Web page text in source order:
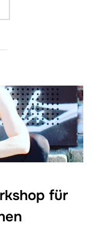
RÜCKEN –
für